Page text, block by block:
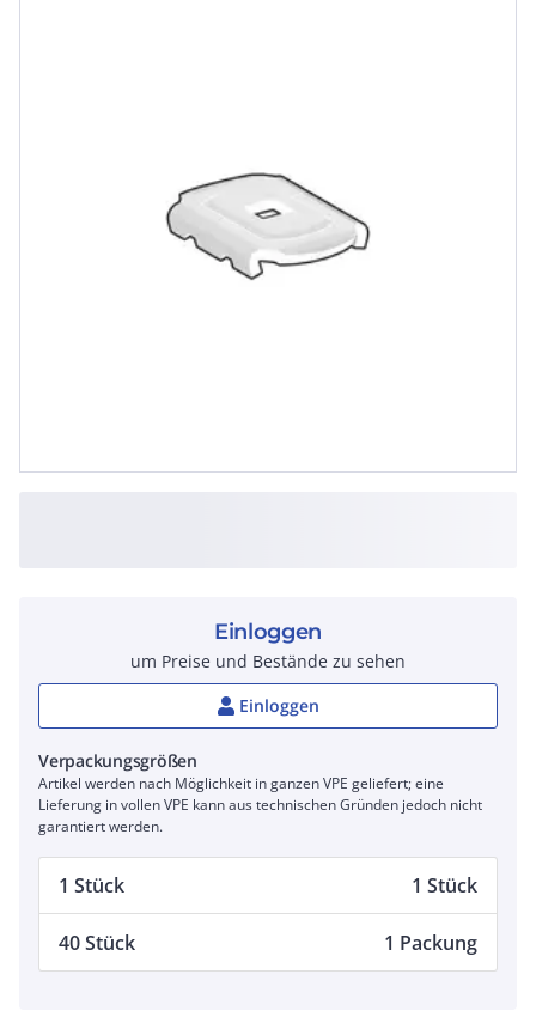
Einloggen
um Preise und Bestände zu sehen
Einloggen
Verpackungsgrößen
Artikel werden nach Möglichkeit in ganzen VPE geliefert; eine
Lieferung in vollen VPE kann aus technischen Gründen jedoch nicht
garantiert werden.
1 Stück 1 Stück
40 Stück 1 Packung